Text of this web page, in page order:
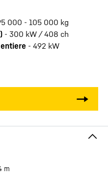
000 - 105 000 kg
- 300 kW / 408 ch
- 492 kW
m